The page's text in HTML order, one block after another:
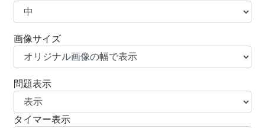
画像サイズ
問題表示
タイマー表示